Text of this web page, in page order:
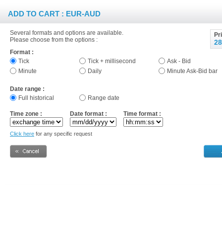
ADD TO CART : EUR-AUD